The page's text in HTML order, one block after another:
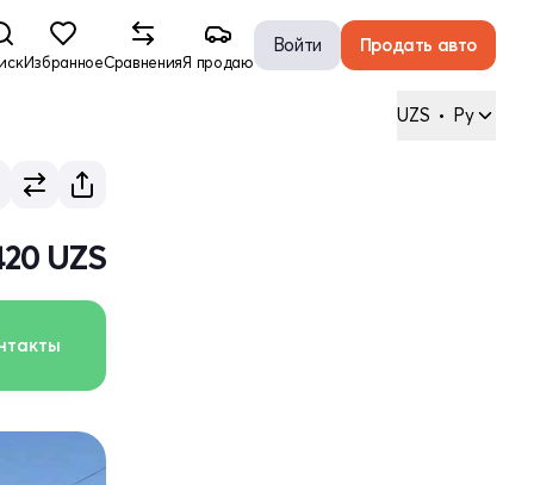
ИзбранноеСравненияЯ продаю
Войти Продать авто
UZS • Ру
UZS